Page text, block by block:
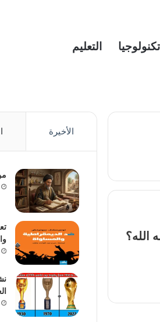
تكنولوجيا التعليم
الله؟
الأخيرة